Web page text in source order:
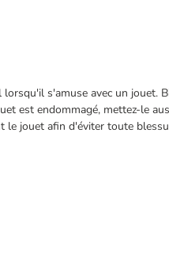
s'amuse avec un jouet.
est endommagé, mettez-le
le jouet afin d'éviter toute